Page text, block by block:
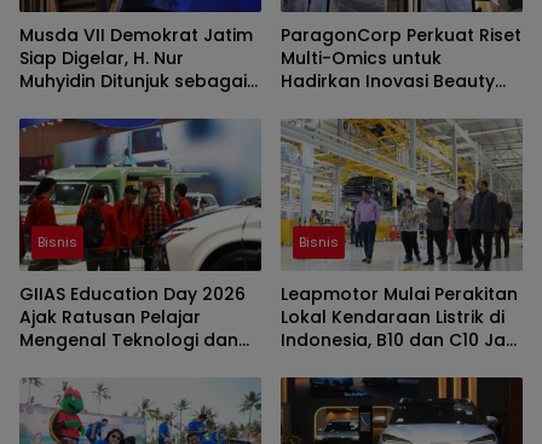
Musda VII Demokrat Jatim
Siap Digelar, H. Nur
Muhyidin Ditunjuk sebagai
ParagonCorp Perkuat Riset
Multi-Omics untuk
Hadirkan Inovasi Beauty
Masyarakat Indonesia
Bisnis
GIIAS Education Day 2026
Ajak Ratusan Pelajar
Mengenal Teknologi dan
Otomotif
Bisnis
Leapmotor Mulai Perakitan
Lokal Kendaraan Listrik di
Indonesia, B10 dan C10 Jadi